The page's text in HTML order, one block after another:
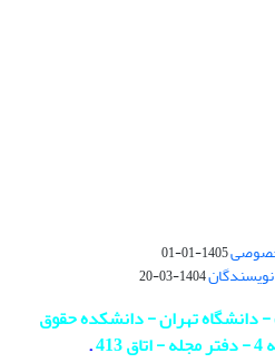
خصوصی1405-01-01
1404-03-20
- دانشگاه تهران - دانشکده حقوق
.